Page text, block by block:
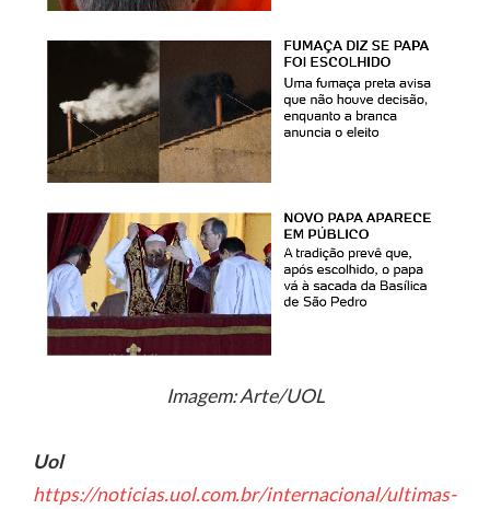
Imagem: Arte/UOL
Uol
https://noticias.uol.com.br/internacional/ultimas-